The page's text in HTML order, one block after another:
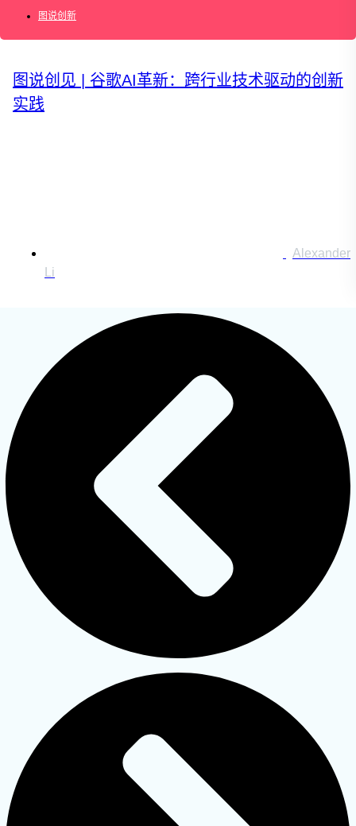
图说创新
图说创见 | 谷歌AI革新：跨行业技术驱动的创新
实践
Alexander
Li